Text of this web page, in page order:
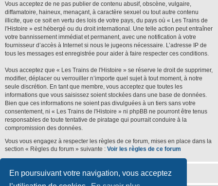
En poursuivant votre navigation, vous acceptez
Vous acceptez de ne pas publier de contenu abusif, obscène, vulgaire,
diffamatoire, haineux, menaçant, à caractère sexuel ou tout autre contenu
illicite, que ce soit en vertu des lois de votre pays, du pays où « Les Trains de
l'Histoire » est hébergé ou du droit international. Une telle action peut entraîner
votre bannissement immédiat et permanent, avec une notification à votre
fournisseur d’accès à Internet si nous le jugeons nécessaire. L’adresse IP de
tous les messages est enregistrée pour aider à faire respecter ces conditions.
Vous acceptez que « Les Trains de l'Histoire » se réserve le droit de supprimer,
modifier, déplacer ou verrouiller n’importe quel sujet à tout moment, à notre
seule discrétion. En tant que membre, vous acceptez que toutes les
informations que vous saisissez soient stockées dans une base de données.
Bien que ces informations ne soient pas divulguées à un tiers sans votre
consentement, ni « Les Trains de l'Histoire » ni phpBB ne pourront être tenus
responsables de toute tentative de piratage qui pourrait conduire à la
compromission des données.
Vous vous engagez à respecter les règles de ce forum, mises en place dans la
section « Règles du forum » suivante : Voir les règles de ce forum